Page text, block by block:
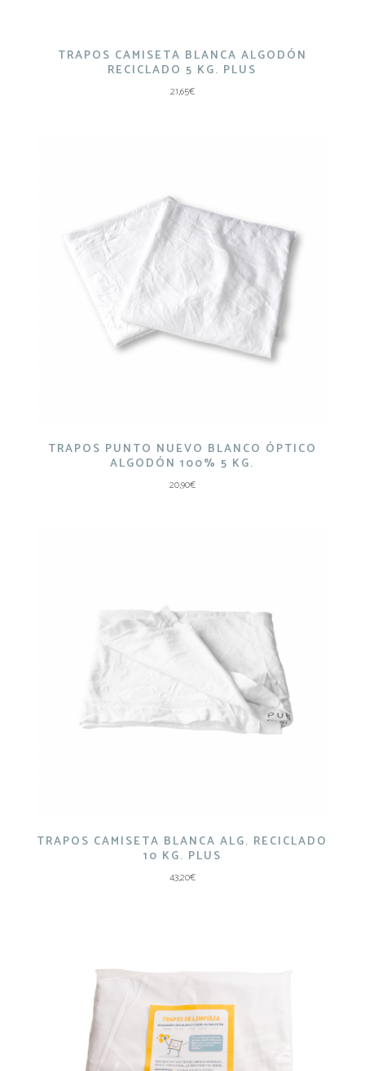
TRAPOS CAMISETA BLANCA ALGODÓN
RECICLADO 5 KG. PLUS
21,65€
TRAPOS PUNTO NUEVO BLANCO ÓPTICO
ALGODÓN 100% 5 KG.
20,90€
TRAPOS CAMISETA BLANCA ALG. RECICLADO
10 KG. PLUS
43,20€